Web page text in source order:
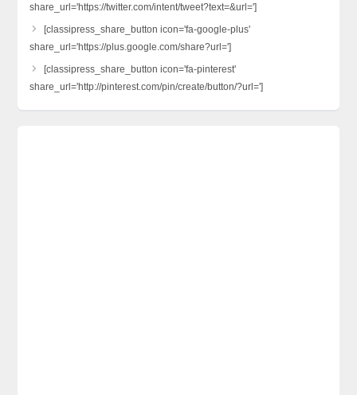
share_url='https://twitter.com/intent/tweet?text=&url=']
[classipress_share_button icon='fa-google-plus'
share_url='https://plus.google.com/share?url=']
[classipress_share_button icon='fa-pinterest'
share_url='http://pinterest.com/pin/create/button/?url=']